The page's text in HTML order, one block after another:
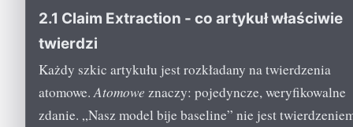
2.1 Claim Extraction - co artykuł właściwie
twierdzi
Każdy szkic artykułu jest rozkładany na twierdzenia
atomowe.Atomowe znaczy: pojedyncze, weryfikowalne
zdanie. „Nasz model bije baseline” nie jest